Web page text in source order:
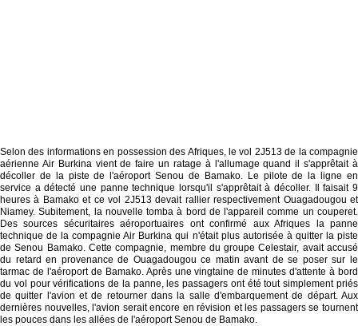
Selon des informations en possession des Afriques, le vol 2J513 de la compagnie
aérienne Air Burkina vient de faire un ratage à l'allumage quand il s'apprêtait à
décoller de la piste de l'aéroport Senou de Bamako. Le pilote de la ligne en
service a détecté une panne technique lorsqu'il s'apprêtait à décoller. Il faisait 9
heures à Bamako et ce vol 2J513 devait rallier respectivement Ouagadougou et
Niamey. Subitement, la nouvelle tomba à bord de l'appareil comme un couperet.
Des sources sécuritaires aéroportuaires ont confirmé aux Afriques la panne
technique de la compagnie Air Burkina qui n'était plus autorisée à quitter la piste
de Senou Bamako. Cette compagnie, membre du groupe Celestair, avait accusé
du retard en provenance de Ouagadougou ce matin avant de se poser sur le
tarmac de l'aéroport de Bamako. Après une vingtaine de minutes d'attente à bord
du vol pour vérifications de la panne, les passagers ont été tout simplement priés
de quitter l'avion et de retourner dans la salle d'embarquement de départ. Aux
dernières nouvelles, l'avion serait encore en révision et les passagers se tournent
les pouces dans les allées de l'aéroport Senou de Bamako.